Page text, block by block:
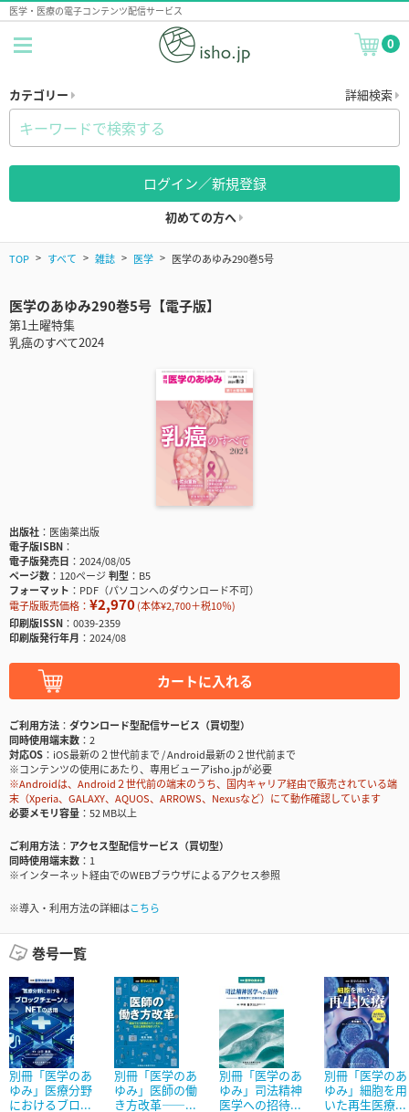
医学・医療の電子コンテンツ配信サービス
0
カテゴリー 詳細検索
ログイン／新規登録
初めての方へ
TOP すべて 雑誌 医学 医学のあゆみ290巻5号
医学のあゆみ290巻5号【電子版】
第1土曜特集
乳癌のすべて2024
出版社
医歯薬出版
電子版ISBN
電子版発売日
2024/08/05
ページ数
120ページ判型
B5
フォーマット
PDF（パソコンへのダウンロード不可）
電子版販売価格： ¥2,970(本体¥2,700＋税10％)
印刷版ISSN
0039-2359
印刷版発行年月
2024/08
カートに入れる
ご利用方法
ダウンロード型配信サービス（買切型）
同時使用端末数
2
対応OS
iOS最新の２世代前まで / Android最新の２世代前まで
※コンテンツの使用にあたり、専用ビューアisho.jpが必要
※Androidは、Android２世代前の端末のうち、国内キャリア経由で販売されている端
末（Xperia、GALAXY、AQUOS、ARROWS、Nexusなど）にて動作確認しています
必要メモリ容量
52 MB以上
ご利用方法
アクセス型配信サービス（買切型）
同時使用端末数
1
※インターネット経由でのWEBブラウザによるアクセス参照
※導入・利用方法の詳細はこちら
巻号一覧
別冊「医学のあ
ゆみ」医療分野
におけるブロ...
別冊「医学のあ
ゆみ」医師の働
き方改革――...
別冊「医学のあ
ゆみ」司法精神
医学への招待...
別冊「医学のあ
ゆみ」細胞を用
いた再生医療...